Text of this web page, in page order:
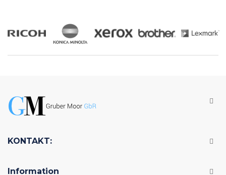
KONTAKT:
Information